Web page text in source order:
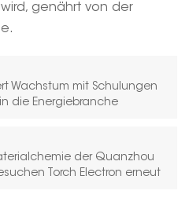
genährt von der
Wachstum mit Schulungen
die Energiebranche
der Quanzhou
Torch Electron erneut